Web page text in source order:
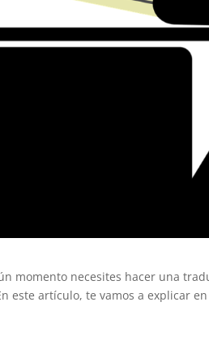
momento necesites hacer una
este artículo, te vamos a explicar